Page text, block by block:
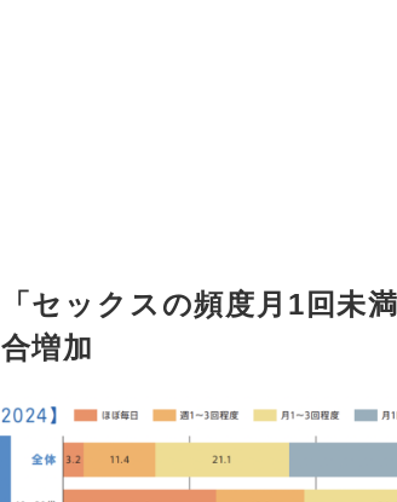
「セックスの頻度月1回未
合増加